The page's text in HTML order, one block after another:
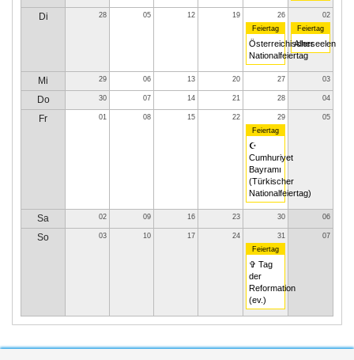
Di 28 05 12 19
26
Feiertag
Österreichischer
Nationalfeiertag
02
Feiertag
Allerseelen
Mi 29 06 13 20 27 03
Do 30 07 14 21 28 04
Fr 01 08 15 22
29
Feiertag
☪
Cumhuriyet
Bayramı
(Türkischer
Nationalfeiertag)
05
Sa 02 09 16 23 30 06
So 03 10 17 24
31
Feiertag
✞ Tag
der
Reformation
(ev.)
07